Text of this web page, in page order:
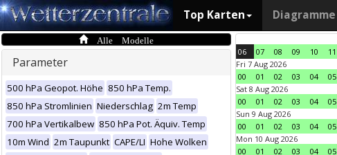
Top Karten Diagramme
Alle Modelle
Parameter
500 hPa Geopot. Höhe 850 hPa Temp.
850 hPa Stromlinien Niederschlag 2m Temp
700 hPa Vertikalbew 850 hPa Pot. Äquiv. Temp
10m Wind 2m Taupunkt CAPE/LI Hohe Wolken
06 07 08 09 10 11
Fri 7 Aug 2026
00
01 02 03 04 05
Sat 8 Aug 2026
00
01 02 03 04 05
Sun 9 Aug 2026
00
01 02 03 04 05
Mon 10 Aug 2026
00
01 02 03 04 05